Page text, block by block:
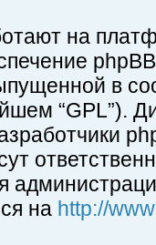
на
в
“GPL”).
на http://